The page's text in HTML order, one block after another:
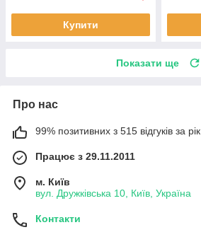
Купити
Показати ще
Про нас
99% позитивних з 515 відгуків за рік
Працює з 29.11.2011
м. Київ
вул. Дружківська 10, Київ, Україна
Контакти